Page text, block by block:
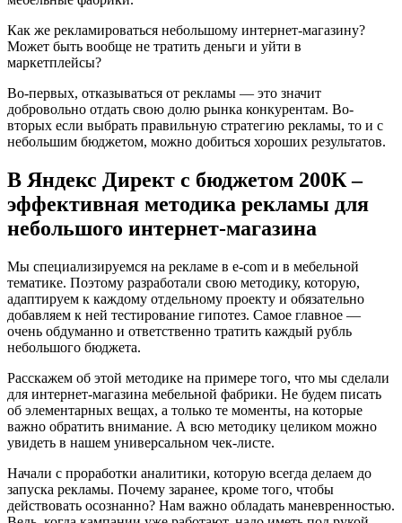
Как же рекламироваться небольшому интернет-магазину?
Может быть вообще не тратить деньги и уйти в
маркетплейсы?
Во-первых, отказываться от рекламы — это значит
добровольно отдать свою долю рынка конкурентам. Во-
вторых если выбрать правильную стратегию рекламы, то и с
небольшим бюджетом, можно добиться хороших результатов.
В Яндекс Директ с бюджетом 200К –
эффективная методика рекламы для
небольшого интернет-магазина
Мы специализируемся на рекламе в e-com и в мебельной
тематике. Поэтому разработали свою методику, которую,
адаптируем к каждому отдельному проекту и обязательно
добавляем к ней тестирование гипотез. Самое главное —
очень обдуманно и ответственно тратить каждый рубль
небольшого бюджета.
Расскажем об этой методике на примере того, что мы сделали
для интернет-магазина мебельной фабрики. Не будем писать
об элементарных вещах, а только те моменты, на которые
важно обратить внимание. А всю методику целиком можно
увидеть в нашем универсальном чек-листе.
Начали с проработки аналитики, которую всегда делаем до
запуска рекламы. Почему заранее, кроме того, чтобы
действовать осознанно? Нам важно обладать маневренностью.